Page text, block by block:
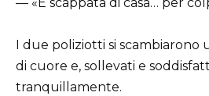
I due poliziotti si scambiarono
di cuore e, sollevati e
tranquillamente.